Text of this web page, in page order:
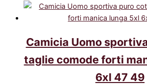
Camicia Uomo
taglie comode forti
6xl 47 49